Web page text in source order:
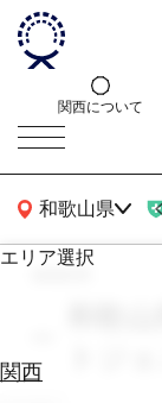
関西について
和歌山県
関西広域MAP
エリア選択
関西
エ
search
和歌
トジ